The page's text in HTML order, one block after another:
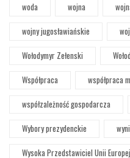
woda
wojna
wojny jugosławiańskie
Wołodymyr Zełenski
Współpraca
współpraca
współzależność gospodarcza
Wybory prezydenckie
Wysoka Przedstawiciel Unii